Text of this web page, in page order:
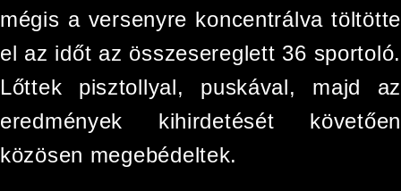
mégis a versenyre koncentrálva töltötte
el az időt az összesereglett 36 ­sportoló.
Lőttek pisztollyal, puskával, majd az
eredmények kihirdetését követően
közösen megebédeltek.